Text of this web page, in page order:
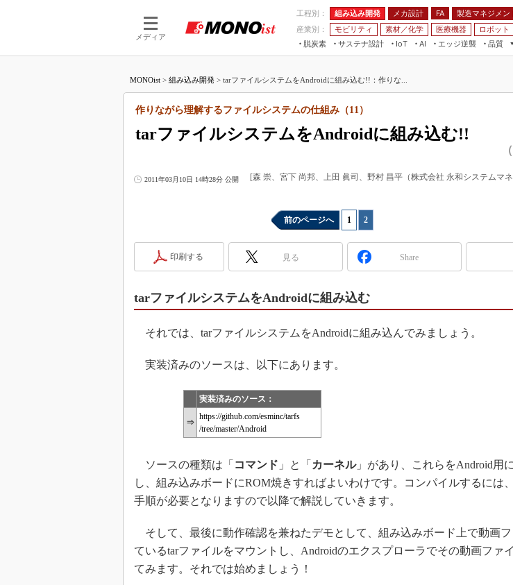
メディア
工程別： 組み込み開発 メカ設計 FA 製造マネジメン
産業別：
モビリティ 素材／化学 医療機器 ロボット
脱炭素
サステナ設計
IoT
つながる工場
つながるサービス
AI
AI×設備保全
Physical AI
エッジ逆襲 品質
JIMTOF
IIFES
ジャパンモビリティショー
EdgeTech+
VR／AR
フィールドサービス
ISO26262
デジタルツインとCAE
植物工場
知財マネジメント
グローバル設計・開発
制御セキュリティ
FA
モビリティ
MONOist > 組み込み開発 > tarファイルシステムをAndroidに組み込む!!：作りな...
tarファイルシステムをAndroidに組み込む!!
作りながら理解するファイルシステムの仕組み（11）
2011年03月10日 14時28分 公開 [森 崇、宮下 尚邦、上田 眞司、野村 昌平（株式会社 永和システムマネ
前のページへ 1 2
印刷する 見る Share
tarファイルシステムをAndroidに組み込む
それでは、tarファイルシステムをAndroidに組み込んでみましょう。
実装済みのソースは、以下にあります。
実装済みのソース：
⇒
https://github.com/esminc/tarfs
/tree/master/Android
ソースの種類は「 コマンド 」と「 カーネル」があり、これらをAndroid用
し、組み込みボードにROM焼きすればよいわけです。コンパイルするには
手順が必要となりますので以降で解説していきます。
そして、最後に動作確認を兼ねたデモとして、組み込みボード上で動画フ
ているtarファイルをマウントし、Androidのエクスプローラでその動画ファ
てみます。それでは始めましょう！